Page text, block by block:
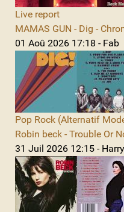
Live report
MAMAS GUN - Dig -
01 Aoû 2026 17:18 - Fab
Pop Rock (Alternatif
Robin beck - Trouble Or
31 Juil 2026 12:15 - Harry